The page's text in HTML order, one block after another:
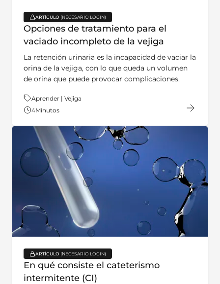
Opciones de tratamiento para el
vaciado incompleto de la vejiga
key:global.content-type:
ARTÍCULO
La retención urinaria es la incapacidad de vaciar la
orina de la vejiga, con lo que queda un volumen
de orina que puede provocar complicaciones.
Tema:
Aprender | Vejiga
4Minutos
En qué consiste el cateterismo
intermitente (CI)
key:global.content-type:
ARTÍCULO